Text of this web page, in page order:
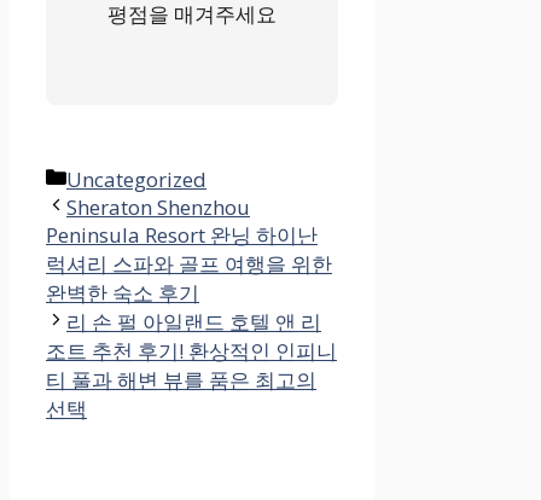
평점을 매겨주세요
카
테
고
리
Uncategorized
Sheraton Shenzhou
Peninsula Resort 완닝 하이난
럭셔리 스파와 골프 여행을 위한
완벽한 숙소 후기
리 손 펄 아일랜드 호텔 앤 리
조트 추천 후기! 환상적인 인피니
티 풀과 해변 뷰를 품은 최고의
선택